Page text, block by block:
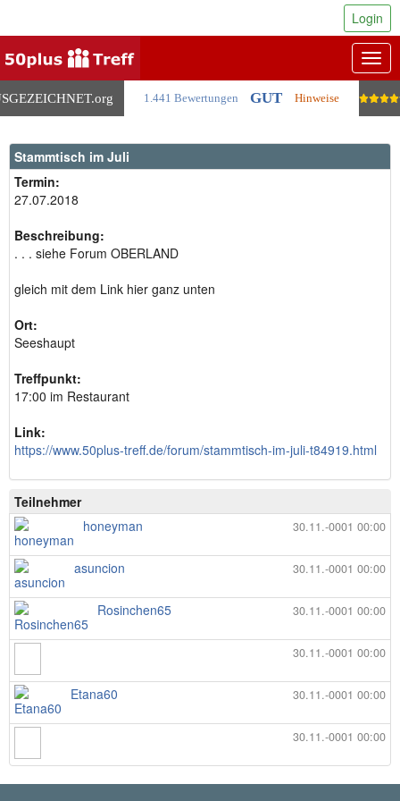
.org 1.441 Bewertungen GUT Hinweise
Login
Stammtisch im Juli
Termin:
27.07.2018
Beschreibung:
. . . siehe Forum OBERLAND
gleich mit dem Link hier ganz unten
Ort:
Seeshaupt
Treffpunkt:
17:00 im Restaurant
Link:
https://www.50plus-treff.de/forum/stammtisch-im-juli-t84919.html
Teilnehmer
30.11.-0001 00:00
honeyman
30.11.-0001 00:00
asuncion
30.11.-0001 00:00
Rosinchen65
30.11.-0001 00:00
30.11.-0001 00:00
Etana60
30.11.-0001 00:00